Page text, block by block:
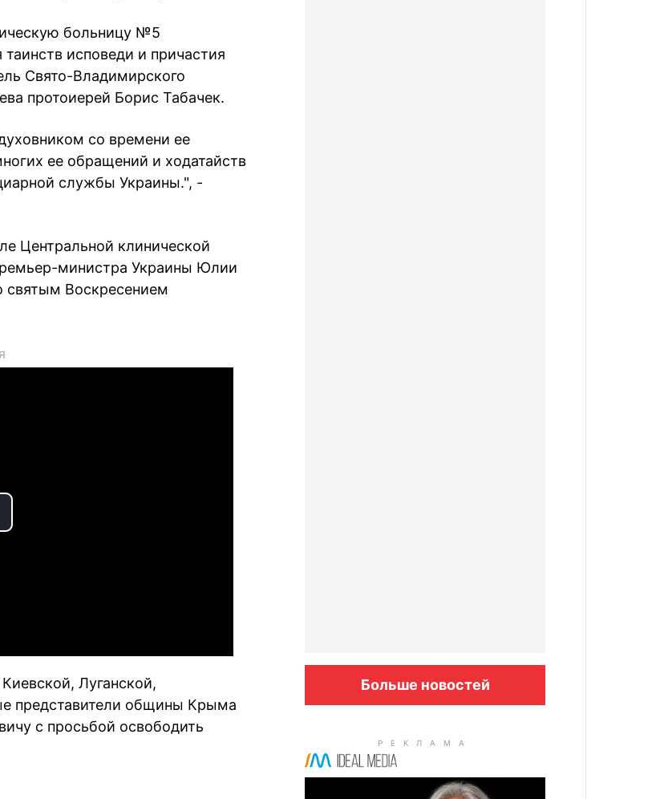
больницу №5
исповеди и причастия
Свято-Владимирского
протоиерей Борис Табачек.
со времени ее
ее обращений и ходатайств
службы Украины.", -
Центральной клинической
министра Украины Юлии
святым Воскресением
Луганской,
представители общины Крыма
с просьбой освободить
Больше новостей